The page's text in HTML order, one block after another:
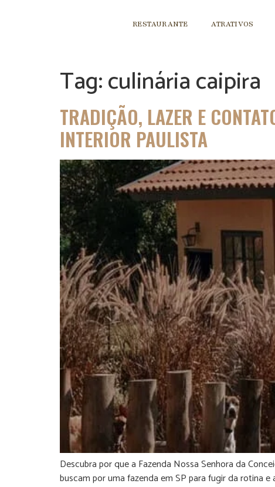
RESTAURANTE ATRATIVOS
Tag:culinária caipira
TRADIÇÃO, LAZER E
INTERIOR PAULISTA
Descubra por que a Fazenda Nossa Senhora da
buscam por uma fazenda em SP para fugir da rotina